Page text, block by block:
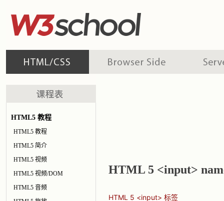
HTML5 教程
HTML5 教程
HTML5 简介
HTML5 视频
HTML5 视频/DOM
HTML5 音频
HTML 5 <input>
HTML 5 <input> 标签